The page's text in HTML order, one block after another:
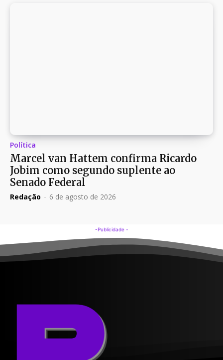
Política
Marcel van Hattem confirma Ricardo
Jobim como segundo suplente ao
Senado Federal
Redação - 6 de agosto de 2026
-Publicidade -